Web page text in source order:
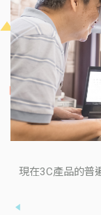
現在3C產品的普